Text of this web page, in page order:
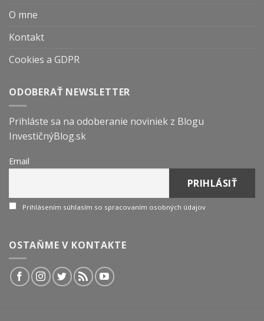
O mne
Kontakt
Cookies a GDPR
ODOBERAŤ NEWSLETTER
Prihláste sa na odoberanie noviniek z Blogu
InvestičnýBlog.sk
Email
Prihlásením súhlasím so spracovaním osobných údajov
OSTAŇME V KONTAKTE